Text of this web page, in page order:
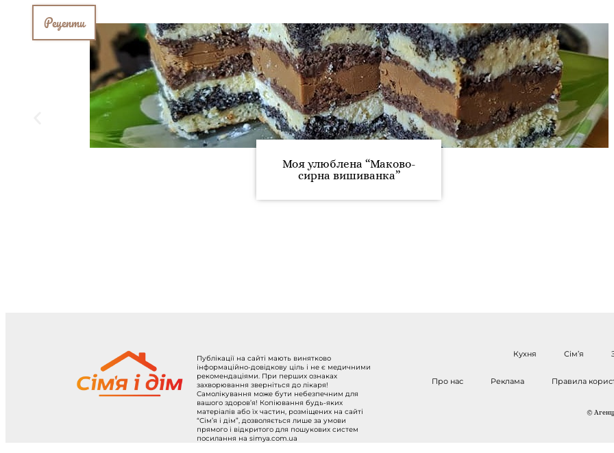
Рецепти
Моя улюблена “Маково-
сирна вишиванка”
Публікації на сайті мають винятково
інформаційно-довідкову ціль і не є медичними
рекомендаціями. При перших ознаках
захворювання зверніться до лікаря!
Самолікування може бути небезпечним для
вашого здоров’я! Копіювання будь-яких
матеріалів або їх частин, розміщених на сайті
“Сім’я і дім”, дозволяється лише за умови
прямого і відкритого для пошукових систем
посилання на simya.com.ua
Кухня Сім’я
Про нас Реклама Правила
©